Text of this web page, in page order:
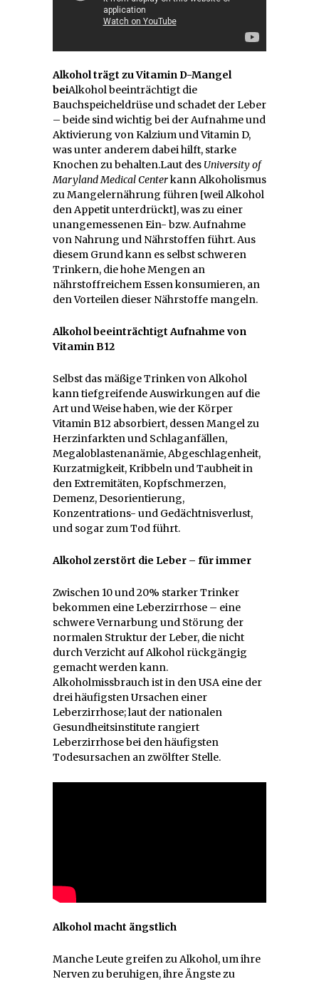
Alkohol trägt zu Vitamin D-Mangel
beiAlkohol beeinträchtigt die
Bauchspeicheldrüse und schadet der Leber
– beide sind wichtig bei der Aufnahme und
Aktivierung von Kalzium und Vitamin D,
was unter anderem dabei hilft, starke
Knochen zu behalten.Laut des University of
Maryland Medical Centerkann Alkoholismus
zu Mangelernährung führen [weil Alkohol
den Appetit unterdrückt], was zu einer
unangemessenen Ein- bzw. Aufnahme
von Nahrung und Nährstoffen führt. Aus
diesem Grund kann es selbst schweren
Trinkern, die hohe Mengen an
nährstoffreichem Essen konsumieren, an
den Vorteilen dieser Nährstoffe mangeln.
Alkohol beeinträchtigt Aufnahme von
Vitamin B12
Selbst das mäßige Trinken von Alkohol
kann tiefgreifende Auswirkungen auf die
Art und Weise haben, wie der Körper
Vitamin B12 absorbiert, dessen Mangel zu
Herzinfarkten und Schlaganfällen,
Megaloblastenanämie, Abgeschlagenheit,
Kurzatmigkeit, Kribbeln und Taubheit in
den Extremitäten, Kopfschmerzen,
Demenz, Desorientierung,
Konzentrations- und Gedächtnisverlust,
und sogar zum Tod führt.
Alkohol zerstört die Leber – für immer
Zwischen 10 und 20% starker Trinker
bekommen eine Leberzirrhose – eine
schwere Vernarbung und Störung der
normalen Struktur der Leber, die nicht
durch Verzicht auf Alkohol rückgängig
gemacht werden kann.
Alkoholmissbrauch ist in den USA eine der
drei häufigsten Ursachen einer
Leberzirrhose; laut der nationalen
Gesundheitsinstitute rangiert
Leberzirrhose bei den häufigsten
Todesursachen an zwölfter Stelle.
Alkohol macht ängstlich
Manche Leute greifen zu Alkohol, um ihre
Nerven zu beruhigen, ihre Ängste zu